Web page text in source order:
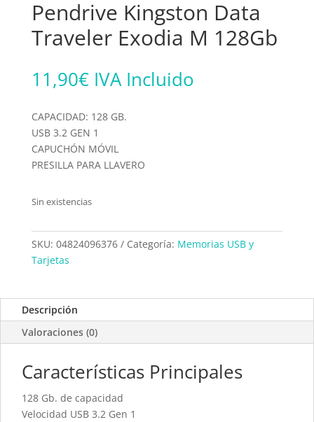
Pendrive Kingston Data
Traveler Exodia M 128Gb
11,90€ IVA Incluido
CAPACIDAD: 128 GB.
USB 3.2 GEN 1
CAPUCHÓN MÓVIL
PRESILLA PARA LLAVERO
Sin existencias
SKU: 04824096376 Categoría: Memorias USB y
Tarjetas
Descripción
Valoraciones (0)
Características Principales
128 Gb. de capacidad
Velocidad USB 3.2 Gen 1